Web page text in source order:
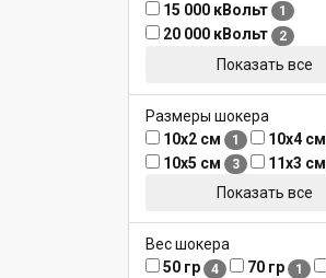
15 000 кВольт 1
20 000 кВольт 2
Показать все
Размеры шокера
10х2 см
1 10х4 см
10х5 см 3 11х3 см
Показать все
Вес шокера
50 гр
4 70 гр 1